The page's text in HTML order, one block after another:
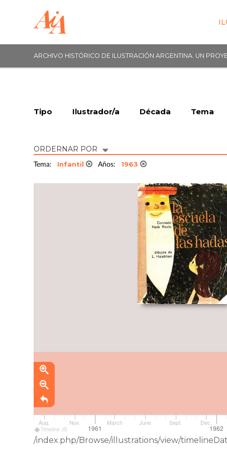
ARCHIVO HISTÓRICO DE ILUSTRACIÓN ARGENTINA. UN
Tipo Ilustrador/a Década Tema
ORDERNAR POR
Tema: Infantil Años: 1963
Timeline JS 1961 1962
Aug. Nov. March June Sept. Dec.
/index.php/Browse/illustrations/view/